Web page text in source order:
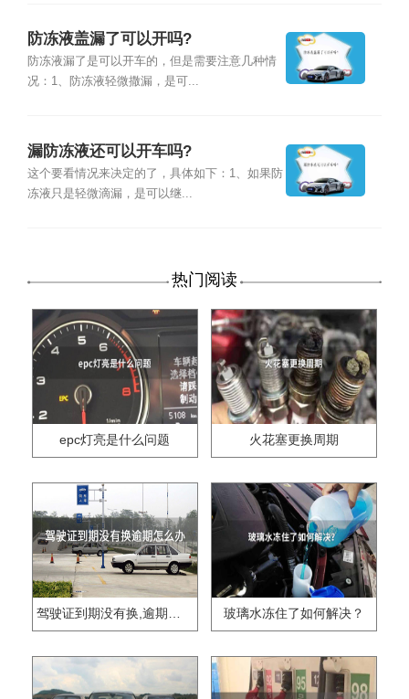
防冻液盖漏了可以开吗?
防冻液漏了是可以开车的，但是需要注意几种情
况：1、防冻液轻微撒漏，是可...
漏防冻液还可以开车吗?
这个要看情况来决定的了，具体如下：1、如果防
冻液只是轻微滴漏，是可以继...
热门阅读
epc灯亮是什么问题 火花塞更换周期
驾驶证到期没有换,逾期怎么办?? 玻璃水冻住了如何解决？